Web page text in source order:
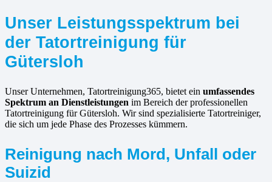
Unser Leistungsspektrum bei
der Tatortreinigung für
Gütersloh
Unser Unternehmen, Tatortreinigung365, bietet ein umfassendes
Spektrum an Dienstleistungen im Bereich der professionellen
Tatortreinigung für Gütersloh. Wir sind spezialisierte Tatortreiniger,
die sich um jede Phase des Prozesses kümmern.
Reinigung nach Mord, Unfall oder
Suizid